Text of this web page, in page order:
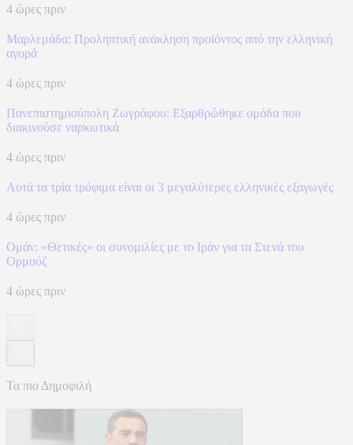
4 ώρες πριν
Μαρλεμάδα: Προληπτική ανάκληση προϊόντος από την ελληνική
αγορά
4 ώρες πριν
Πανεπιστημιούπολη Ζωγράφου: Εξαρθρώθηκε ομάδα που
διακινούσε ναρκωτικά
4 ώρες πριν
Αυτά τα τρία τρόφιμα είναι οι 3 μεγαλύτερες ελληνικές εξαγωγές
4 ώρες πριν
Ομάν: «Θετικές» οι συνομιλίες με το Ιράν για τα Στενά του
Ορμούζ
4 ώρες πριν
Τα πιο Δημοφιλή